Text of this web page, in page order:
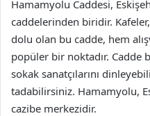
Hamamyolu Caddesi,
caddelerinden biridir.
dolu olan bu cadde, hem
popüler bir noktadır. Cadde
sokak sanatçılarını
tadabilirsiniz. Hamamyolu,
cazibe merkezidir.